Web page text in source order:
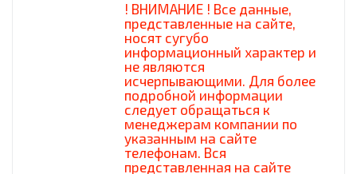
! ВНИМАНИЕ ! Все данные,
представленные на сайте,
носят сугубо
информационный характер и
не являются
исчерпывающими. Для более
подробной информации
следует обращаться к
менеджерам компании по
указанным на сайте
телефонам. Вся
представленная на сайте